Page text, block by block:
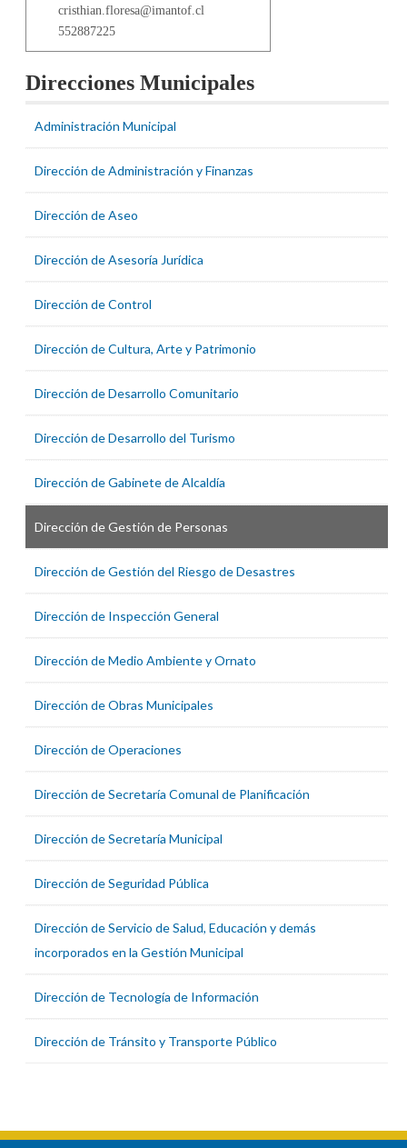
cristhian.floresa@imantof.cl
552887225
Direcciones Municipales
Administración Municipal
Dirección de Administración y Finanzas
Dirección de Aseo
Dirección de Asesoría Jurídica
Dirección de Control
Dirección de Cultura, Arte y Patrimonio
Dirección de Desarrollo Comunitario
Dirección de Desarrollo del Turismo
Dirección de Gabinete de Alcaldía
Dirección de Gestión de Personas
Dirección de Gestión del Riesgo de Desastres
Dirección de Inspección General
Dirección de Medio Ambiente y Ornato
Dirección de Obras Municipales
Dirección de Operaciones
Dirección de Secretaría Comunal de Planificación
Dirección de Secretaría Municipal
Dirección de Seguridad Pública
Dirección de Servicio de Salud, Educación y demás
incorporados en la Gestión Municipal
Dirección de Tecnología de Información
Dirección de Tránsito y Transporte Público